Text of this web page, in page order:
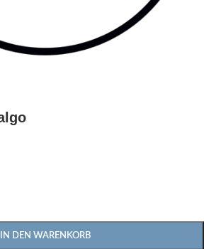
IN DEN WARENKORB